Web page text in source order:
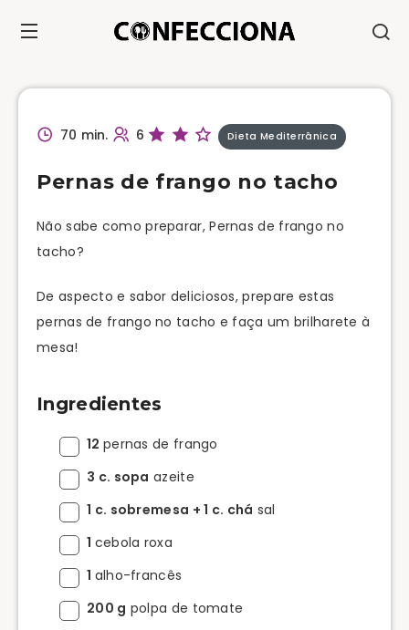
70 min. 6 Dieta Mediterrânica
Pernas de frango no tacho
Não sabe como preparar, Pernas de frango no
tacho?
De aspecto e sabor deliciosos, prepare estas
pernas de frango no tacho e faça um brilharete à
mesa!
Ingredientes
12 pernas de frango
3 c. sopa azeite
1 c. sobremesa + 1 c. chá sal
1 cebola roxa
1 alho-francês
200 g polpa de tomate